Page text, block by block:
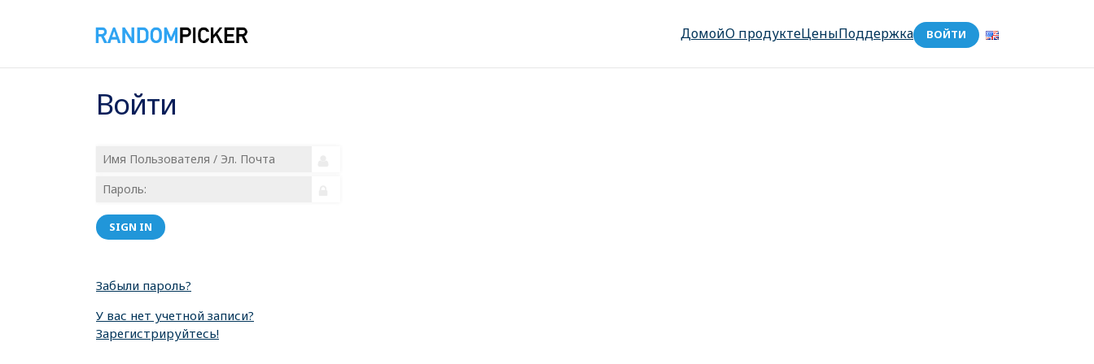
ДомойО продуктеЦеныПоддержка ВОЙТИ
Войти
SIGN IN
Забыли пароль?
У вас нет учетной записи?
Зарегистрируйтесь!